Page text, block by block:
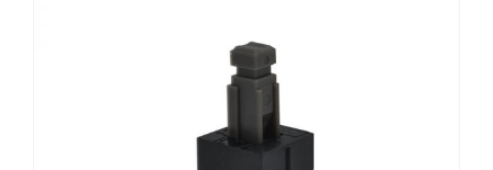
Botão de pressão momentâneo 12V 13V
30VDC DPDT 6 pinos